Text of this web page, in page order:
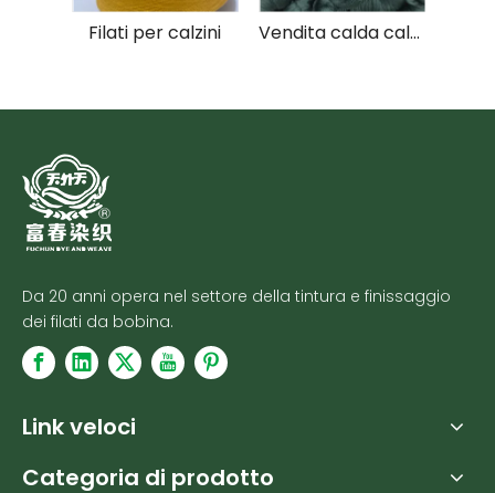
Filati per calzini Vendita calda calzini e maglioni utilizzati filati di cotone mercerizzato pettinato dalla fabbrica cinese
Da 20 anni opera nel settore della tintura e finissaggio
dei filati da bobina.
Link veloci
Categoria di prodotto